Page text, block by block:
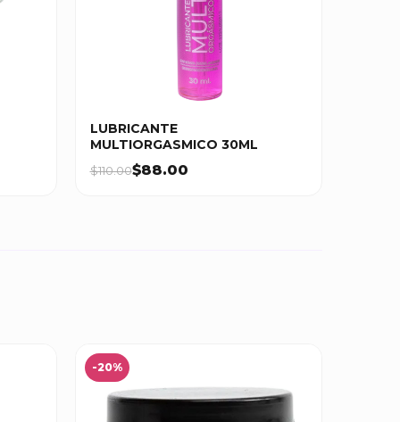
LUBRICANTE
MULTIORGASMICO 30ML
$110.00$88.00
-20%